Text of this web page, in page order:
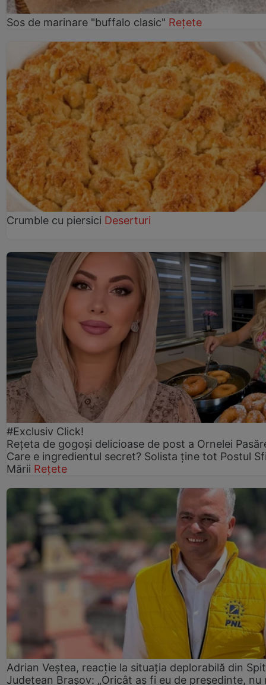
Sos de marinare "buffalo clasic" Rețete
Crumble cu piersici Deserturi
#Exclusiv Click!
Rețeta de gogoşi delicioase de post a Ornelei
Care e ingredientul secret? Solista ține tot Postul
Mării Rețete
Adrian Veștea, reacție la situația deplorabilă din
Județean Brașov: „Oricât aș fi eu de președinte, nu